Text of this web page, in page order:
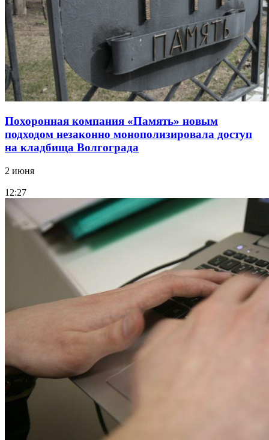
Похоронная компания «Память» новым
подходом незаконно монополизировала доступ
на кладбища Волгограда
2 июня
12:27